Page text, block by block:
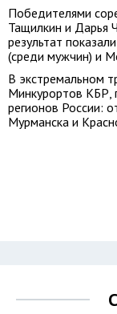
Победителями
Тащилкин и Дарья
результат
(среди мужчин) и
В экстремальном
Минкурортов КБР,
регионов России:
Мурманска и